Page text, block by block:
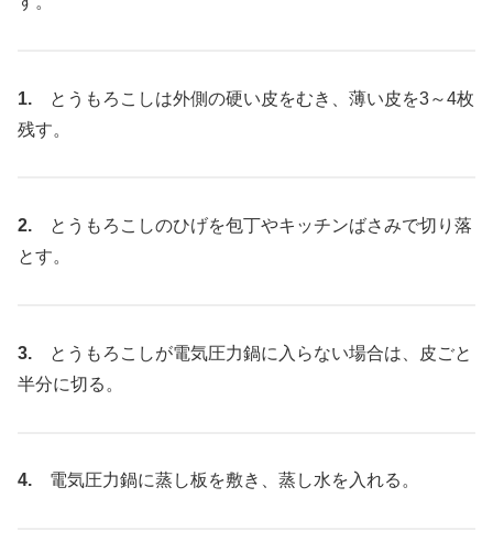
1. とうもろこしは外側の硬い皮をむき、薄い皮を3～4枚
残す。
2. とうもろこしのひげを包丁やキッチンばさみで切り落
とす。
3. とうもろこしが電気圧力鍋に入らない場合は、皮ごと
半分に切る。
4. 電気圧力鍋に蒸し板を敷き、蒸し水を入れる。